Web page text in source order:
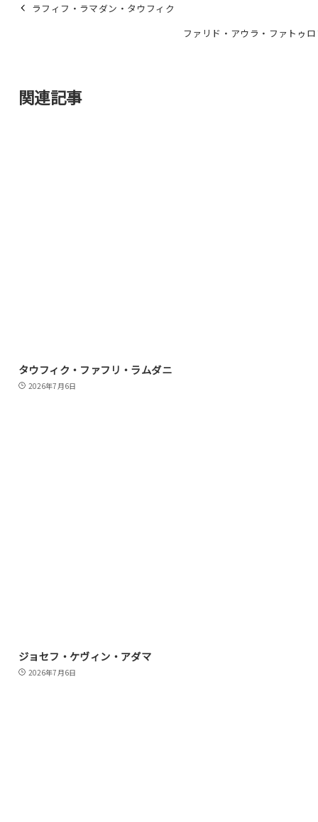
ラフィフ・ラマダン・タウフィク
ファリド・アウラ・ファトゥ
関連記事
タウフィク・ファフリ・ラムダニ
2026年7月6日
ジョセフ・ケヴィン・アダマ
2026年7月6日